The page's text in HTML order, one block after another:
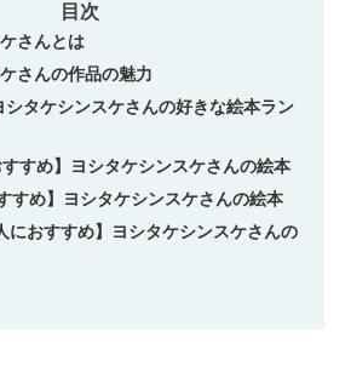
目次
さんとは
さんの作品の魅力
タケシンスケさんの好きな絵本ラン
すすめ】ヨシタケシンスケさんの絵本
すめ】ヨシタケシンスケさんの絵本
におすすめ】ヨシタケシンスケさんの